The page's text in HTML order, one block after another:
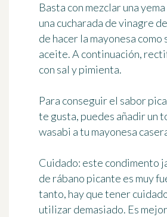
Basta con mezclar una
una cucharada de vinagre
de hacer la mayonesa como
aceite. A continuación,
con sal y pimienta.
Para conseguir el sabor
te gusta, puedes añadir un
wasabi a tu mayonesa
Cuidado: este condimento
de rábano picante es muy
tanto, hay que tener
utilizar demasiado. Es